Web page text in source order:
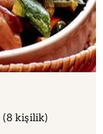
kişilik)